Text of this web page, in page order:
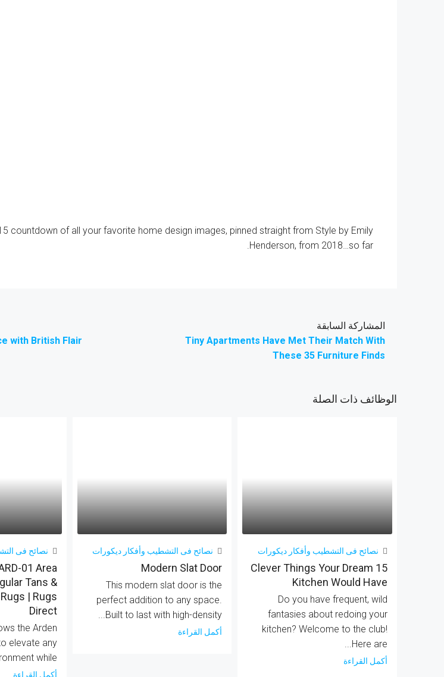
countdown of all your favorite home design images, pinned straight from Style by Emily
Henderson, from 2018…so far.
المشاركة السابقة
Tiny Apartments Have Met Their Match With
These 35 Furniture Finds
with British Flair
الوظائف ذات الصلة
نصائح فى التشطيب وأفكار ديكورات
15 Clever Things Your Dream
Kitchen Would Have
Do you have frequent, wild
fantasies about redoing your
kitchen? Welcome to the club!
Here are...
أكمل القراءة
نصائح فى التشطيب وأفكار ديكورات
Modern Slat Door
This modern slat door is the
perfect addition to any space.
Built to last with high-density...
أكمل القراءة
نصائح فى
01 Area
Tans &
| Rugs
Direct
the Arden
elevate any
while...
أكمل القراءة